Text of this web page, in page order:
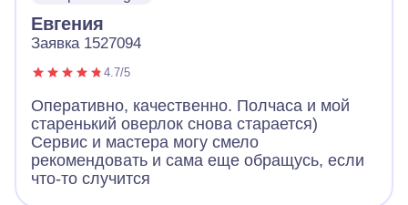
Евгения
Заявка 1527094
4.7/5
Оперативно, качественно. Полчаса и мой
старенький оверлок снова старается)
Сервис и мастера могу смело
рекомендовать и сама еще обращусь, если
что-то случится